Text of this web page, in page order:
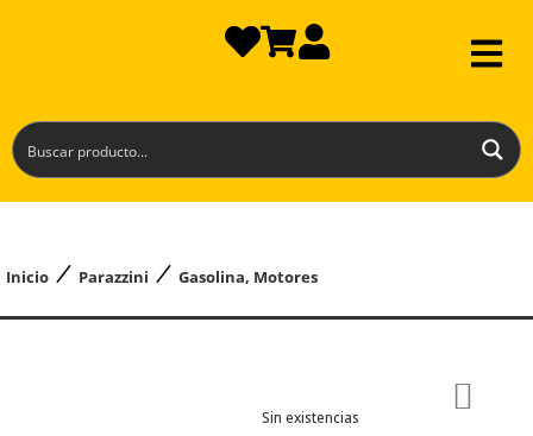
Inicio Parazzini Gasolina, Motores
Sin existencias